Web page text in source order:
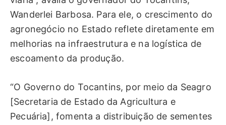
Wanderlei Barbosa. Para ele, o crescimento do
agronegócio no Estado reflete diretamente em
melhorias na infraestrutura e na logística de
escoamento da produção.
“O Governo do Tocantins, por meio da Seagro
[Secretaria de Estado da Agricultura e
Pecuária], fomenta a distribuição de sementes